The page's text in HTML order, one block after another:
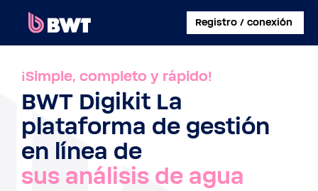
Registro / conexión
CONECTARSE A
CREAR UNA CUENTA DE USUARIO
REGISTRAR UN KIT SIN CUENTA
SOBRE BWT
¡Simple, completo y rápido!
BWT Digikit La
plataforma de gestión
en línea de
sus análisis de agua